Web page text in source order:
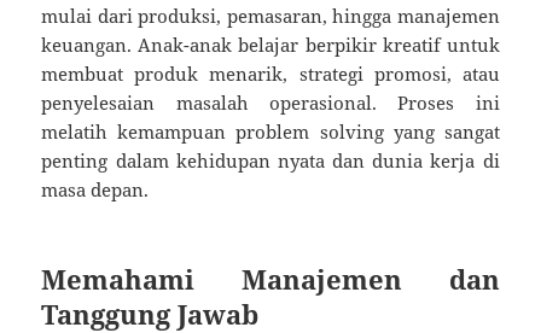
mulai dari produksi, pemasaran, hingga manajemen
keuangan. Anak-anak belajar berpikir kreatif untuk
membuat produk menarik, strategi promosi, atau
penyelesaian masalah operasional. Proses ini
melatih kemampuan problem solving yang sangat
penting dalam kehidupan nyata dan dunia kerja di
masa depan.
Memahami Manajemen dan
Tanggung Jawab